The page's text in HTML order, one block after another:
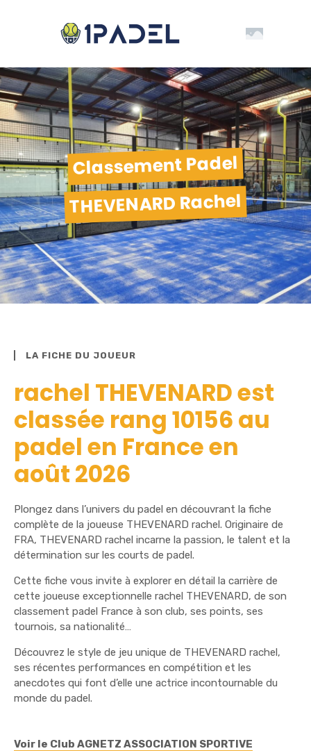
Classement Padel
THEVENARD Rachel
LA FICHE DU JOUEUR
rachel THEVENARD est
classée rang 10156 au
padel en France en
août 2026
Plongez dans l’univers du padel en découvrant la fiche
complète de la joueuse THEVENARD rachel. Originaire de
FRA, THEVENARD rachel incarne la passion, le talent et la
détermination sur les courts de padel.
Cette fiche vous invite à explorer en détail la carrière de
cette joueuse exceptionnelle rachel THEVENARD, de son
classement padel France à son club, ses points, ses
tournois, sa nationalité…
Découvrez le style de jeu unique de THEVENARD rachel,
ses récentes performances en compétition et les
anecdotes qui font d’elle une actrice incontournable du
monde du padel.
Voir le Club AGNETZ ASSOCIATION SPORTIVE